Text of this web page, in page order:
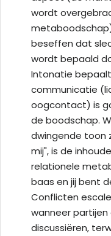
wordt
beseffen dat
wordt bepaald
Intonatie
communicatie
oogcontact) is
de boodschap.
dwingende toon
mij", is de
relationele
baas en jij bent
Conflicten
wanneer partijen
discussiëren,